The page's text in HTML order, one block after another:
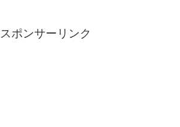
スポンサーリンク